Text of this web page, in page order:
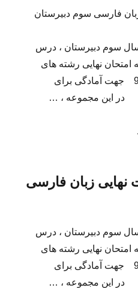
فارسی سوم دبیرستان
سال سوم دبیرستان ، درس
شامل 24 مرحله امتحان نهایی رشته های
ریاضی و تجربی سال 87 تا 94 جهت آمادگی برای
در این مجموعه ، …
نهایی زبان فارسی
سال سوم دبیرستان ، درس
شامل 24 مرحله امتحان نهایی رشته های
ریاضی و تجربی سال 87 تا 94 جهت آمادگی برای
در این مجموعه ، …